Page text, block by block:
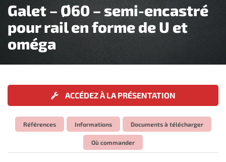
Galet – Ø60 – semi-encastré
pour rail en forme de U et
oméga
ACCÉDEZ À LA PRÉSENTATION
Références Informations Documents à télécharger
Où commander